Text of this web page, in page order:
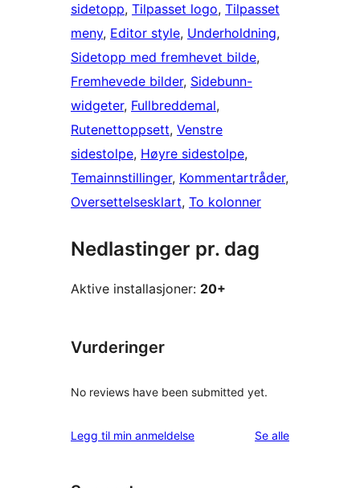
sidetopp, Tilpasset logo, Tilpasset
meny, Editor style, Underholdning
Sidetopp med fremhevet bilde
Fremhevede bilder, Sidebunn-
widgeter, Fullbreddemal
Rutenettoppsett, Venstre
sidestolpe, Høyre sidestolpe
Temainnstillinger, Kommentartråder
Oversettelsesklart, To kolonner
Nedlastinger pr. dag
Aktive installasjoner: 20+
Vurderinger
No reviews have been submitted yet.
Legg til min anmeldelse Se alleomtalene